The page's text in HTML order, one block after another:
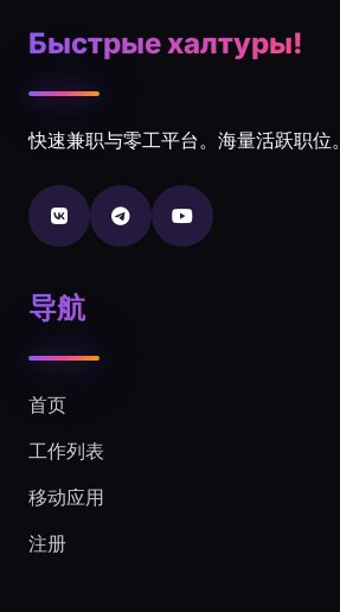
Быстрые халтуры!
快速兼职与零工平台。海量活跃职位。
导航
首页
工作列表
移动应用
注册